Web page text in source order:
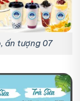
ấn tượng 07